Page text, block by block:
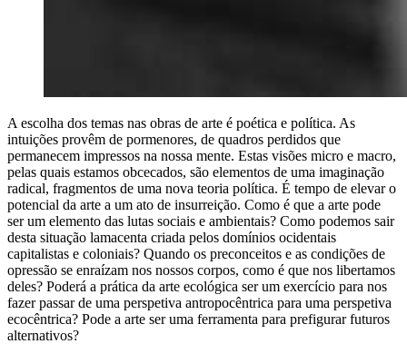
A escolha dos temas nas obras de arte é poética e política. As
intuições provêm de pormenores, de quadros perdidos que
permanecem impressos na nossa mente. Estas visões micro e macro,
pelas quais estamos obcecados, são elementos de uma imaginação
radical, fragmentos de uma nova teoria política. É tempo de elevar o
potencial da arte a um ato de insurreição. Como é que a arte pode
ser um elemento das lutas sociais e ambientais? Como podemos sair
desta situação lamacenta criada pelos domínios ocidentais
capitalistas e coloniais? Quando os preconceitos e as condições de
opressão se enraízam nos nossos corpos, como é que nos libertamos
deles? Poderá a prática da arte ecológica ser um exercício para nos
fazer passar de uma perspetiva antropocêntrica para uma perspetiva
ecocêntrica? Pode a arte ser uma ferramenta para prefigurar futuros
alternativos?